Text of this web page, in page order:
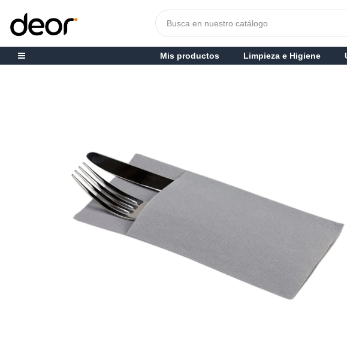
Mis productos Limpieza e Higiene